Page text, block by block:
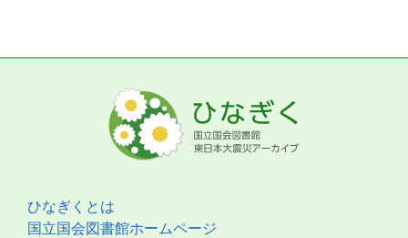
ひなぎくとは
国立国会図書館ホームページ